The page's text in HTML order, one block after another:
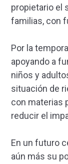
propietario el
familias, con
Por la
apoyando a
niños y
situación de
con materias
reducir el
En un futuro
aún más su